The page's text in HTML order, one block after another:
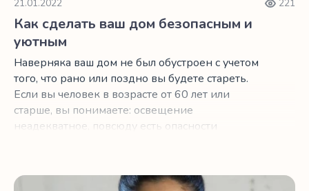
21.01.2022 221
Как сделать ваш дом безопасным и
уютным
Наверняка ваш дом не был обустроен с учетом
того, что рано или поздно вы будете стареть.
Если вы человек в возрасте от 60 лет или
старше, вы понимаете: освещение
неадекватное, повсюду есть опасности
стала небезопасной зоной.
Как перестать скрывать депрессию за улыбкой